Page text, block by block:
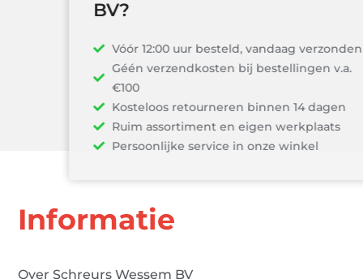
Vóór 12:00 uur besteld, vandaag verzonden!
Géén verzendkosten bij bestellingen v.a.
Kosteloos retourneren binnen 14 dagen
Ruim assortiment en eigen werkplaats
Persoonlijke service in onze winkel
Informatie
Over Schreurs Wessem BV